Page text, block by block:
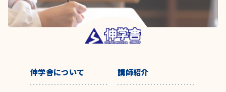
伸学舎について 講師紹介